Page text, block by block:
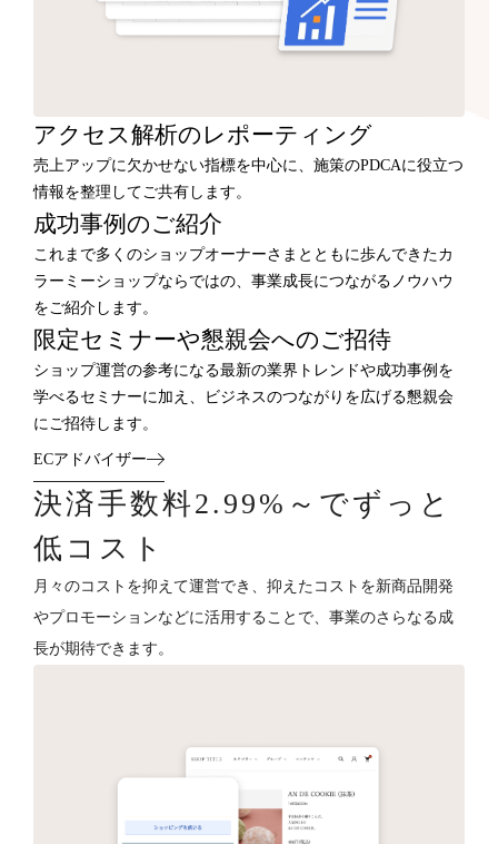
アクセス解析のレポーティング
売上アップに欠かせない指標を中心に、施策のPDCAに役立つ
情報を整理してご共有します。
成功事例のご紹介
これまで多くのショップオーナーさまとともに歩んできたカ
ラーミーショップならではの、事業成長につながるノウハウ
をご紹介します。
限定セミナーや懇親会へのご招待
ショップ運営の参考になる最新の業界トレンドや成功事例を
学べるセミナーに加え、ビジネスのつながりを広げる懇親会
にご招待します。
ECアドバイザー
決済手数料2.99%～でずっと
低コスト
月々のコストを抑えて運営でき、抑えたコストを新商品開発
やプロモーションなどに活用することで、事業のさらなる成
長が期待できます。